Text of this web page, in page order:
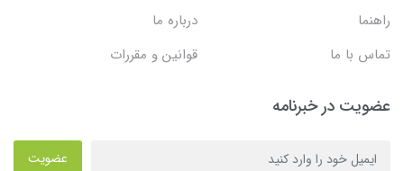
راهنما
درباره ما
تماس با ما
قوانین و مقررات
عضویت در خبرنامه
عضویت